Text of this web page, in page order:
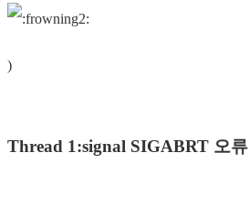
)
Thread 1:signal SIGABRT 오류